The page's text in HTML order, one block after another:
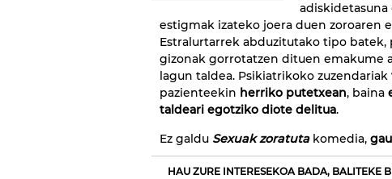
adiskidetasuna
estigmak izateko joera duen zoroaren
Estralurtarrek abduzitutako tipo
gizonak gorrotatzen dituen emakume
lagun taldea. Psikiatrikoko zuzendariak
pazienteekin herriko putetxean, baina
taldeari egotziko diote delitua.
Ez galdu Sexuak zoratutakomedia,
HAU ZURE INTERESEKOA BADA, BALITEKE